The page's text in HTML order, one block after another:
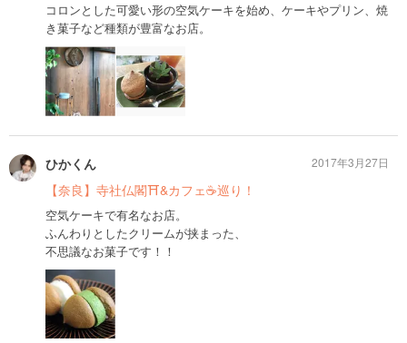
コロンとした可愛い形の空気ケーキを始め、ケーキやプリン、焼
き菓子など種類が豊富なお店。
ひかくん
【奈良】寺社仏閣⛩&カフェ☕️巡り！
空気ケーキで有名なお店。
ふんわりとしたクリームが挟まった、
不思議なお菓子です！！
2017年3月27日